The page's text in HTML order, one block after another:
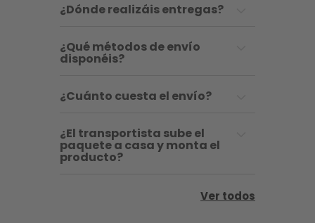
¿Dónde realizáis entregas?
¿Qué métodos de envío
disponéis?
¿Cuánto cuesta el envío?
¿El transportista sube el
paquete a casa y monta el
producto?
Ver todos